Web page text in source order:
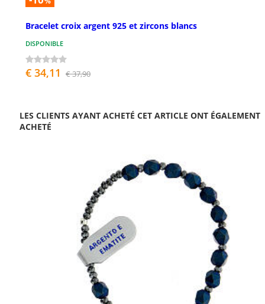
Bracelet croix argent 925 et zircons blancs
DISPONIBLE
€ 34,11 € 37,90
LES CLIENTS AYANT ACHETÉ CET ARTICLE ONT ÉGALEMENT
ACHETÉ